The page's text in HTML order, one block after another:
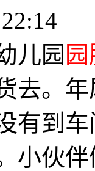
儿园
去。
有到
小伙